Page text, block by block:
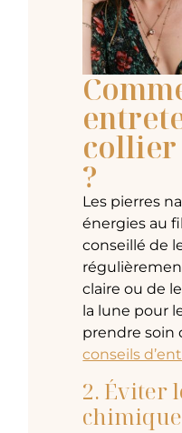
collier
?
Les pierres
énergies au
conseillé de
claire ou de
la lune pour
prendre soin
conseils
2. Éviter